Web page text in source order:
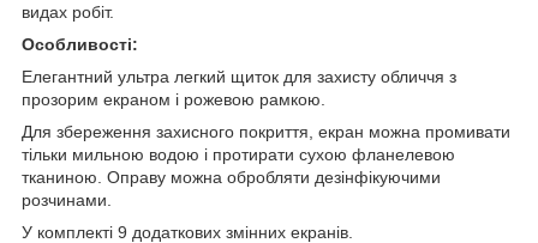
видах робіт.
Особливості:
Елегантний ультра легкий щиток для захисту обличчя з
прозорим екраном і рожевою рамкою.
Для збереження захисного покриття, екран можна промивати
тільки мильною водою і протирати сухою фланелевою
тканиною. Оправу можна обробляти дезінфікуючими
розчинами.
У комплекті 9 додаткових змінних екранів.